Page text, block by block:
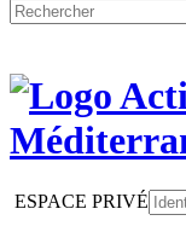
ESPACE PRIVÉ